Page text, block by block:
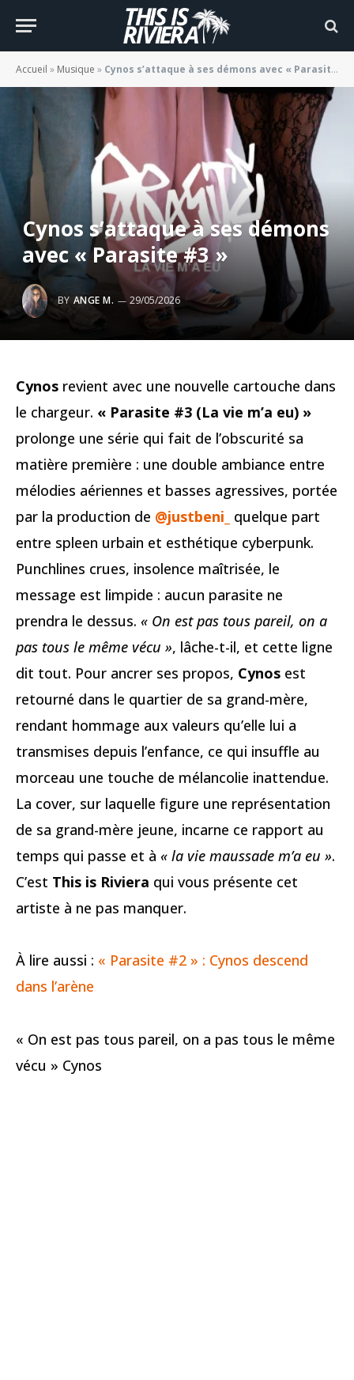
Accueil » Musique » Cynos s’attaque à ses démons avec « Parasite #3 »
Cynos s’attaque à ses démons
avec « Parasite #3 »
BY ANGE M. 29/05/2026
Cynos revient avec une nouvelle cartouche dans
le chargeur. « Parasite #3 (La vie m’a eu) »
prolonge une série qui fait de l’obscurité sa
matière première : une double ambiance entre
mélodies aériennes et basses agressives, portée
par la production de @justbeni_ quelque part
entre spleen urbain et esthétique cyberpunk.
Punchlines crues, insolence maîtrisée, le
message est limpide : aucun parasite ne
prendra le dessus. « On est pas tous pareil, on a
pas tous le même vécu », lâche-t-il, et cette ligne
dit tout. Pour ancrer ses propos, Cynos est
retourné dans le quartier de sa grand-mère,
rendant hommage aux valeurs qu’elle lui a
transmises depuis l’enfance, ce qui insuffle au
morceau une touche de mélancolie inattendue.
La cover, sur laquelle figure une représentation
de sa grand-mère jeune, incarne ce rapport au
temps qui passe et à « la vie maussade m’a eu ».
C’est This is Riviera qui vous présente cet
artiste à ne pas manquer.
À lire aussi : « Parasite #2 » : Cynos descend
dans l’arène
« On est pas tous pareil, on a pas tous le même
vécu » Cynos